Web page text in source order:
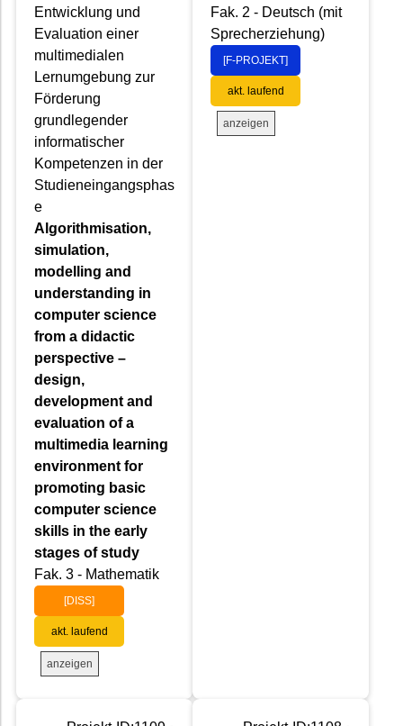
Entwicklung und
Evaluation einer
multimedialen
Lernumgebung zur
Förderung
grundlegender
informatischer
Kompetenzen in der
Studieneingangsphas
e
Algorithmisation,
simulation,
modelling and
understanding in
computer science
from a didactic
perspective –
design,
development and
evaluation of a
multimedia learning
environment for
promoting basic
computer science
skills in the early
stages of study
Fak. 3 - Mathematik
[DISS]
akt. laufend
anzeigen
Fak. 2 - Deutsch (mit
Sprecherziehung)
[F-PROJEKT]
akt. laufend
anzeigen